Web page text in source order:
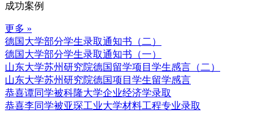
成功案例
更多 »
德国大学部分学生录取通知书（二）
德国大学部分学生录取通知书（一）
山东大学苏州研究院德国留学项目学生感言（二）
山东大学苏州研究院德国项目学生留学感言
恭喜谭同学被科隆大学企业经济学录取
恭喜李同学被亚琛工业大学材料工程专业录取